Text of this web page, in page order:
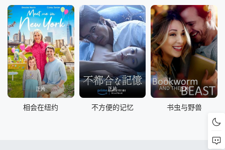
正片
相会在纽约
正片
不方便的记忆
正片
书虫与野兽